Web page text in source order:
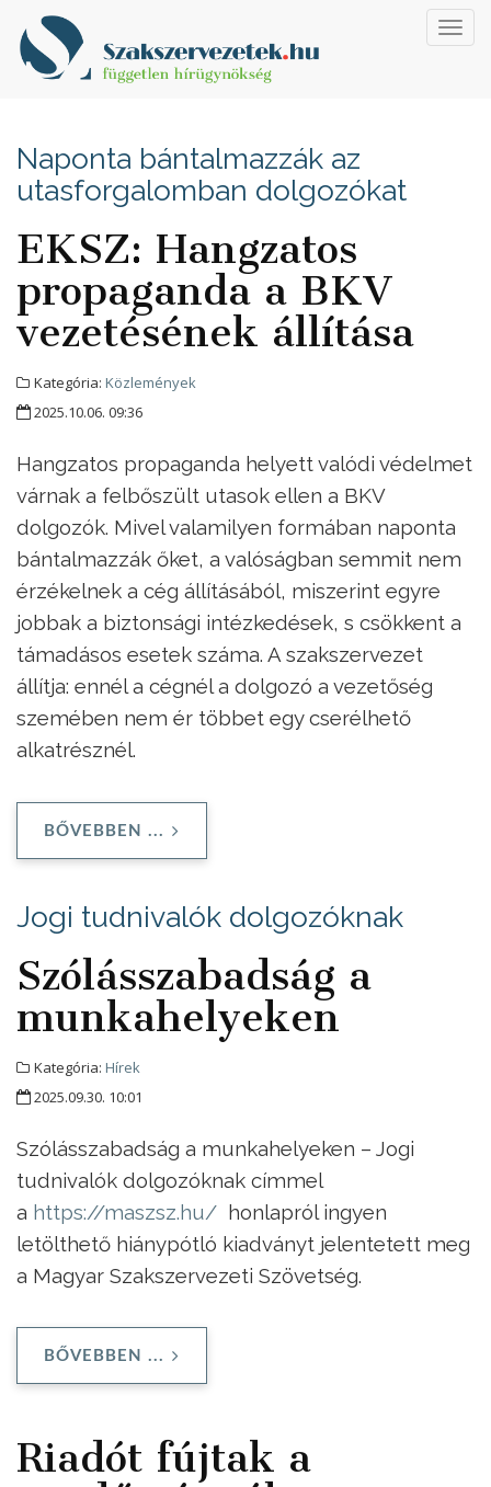
Naponta bántalmazzák az
utasforgalomban dolgozókat
EKSZ: Hangzatos
propaganda a BKV
vezetésének állítása
Kategória: Közlemények
2025.10.06. 09:36
Hangzatos propaganda helyett valódi védelmet
várnak a felbőszült utasok ellen a BKV
dolgozók. Mivel valamilyen formában naponta
bántalmazzák őket, a valóságban semmit nem
érzékelnek a cég állításából, miszerint egyre
jobbak a biztonsági intézkedések, s csökkent a
támadásos esetek száma. A szakszervezet
állítja: ennél a cégnél a dolgozó a vezetőség
szemében nem ér többet egy cserélhető
alkatrésznél.
BŐVEBBEN ...
Jogi tudnivalók dolgozóknak
Szólásszabadság a
munkahelyeken
Kategória: Hírek
2025.09.30. 10:01
Szólásszabadság a munkahelyeken – Jogi
tudnivalók dolgozóknak címmel
a https://maszsz.hu/ honlapról ingyen
letölthető hiánypótló kiadványt jelentetett meg
a Magyar Szakszervezeti Szövetség.
BŐVEBBEN ...
Riadót fújtak a